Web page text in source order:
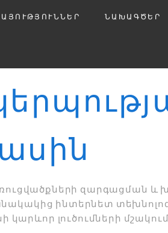
ՆԱԽԱԳԾԵՐ
զարգացման և
ինտերնետ
կարևոր լուծումների